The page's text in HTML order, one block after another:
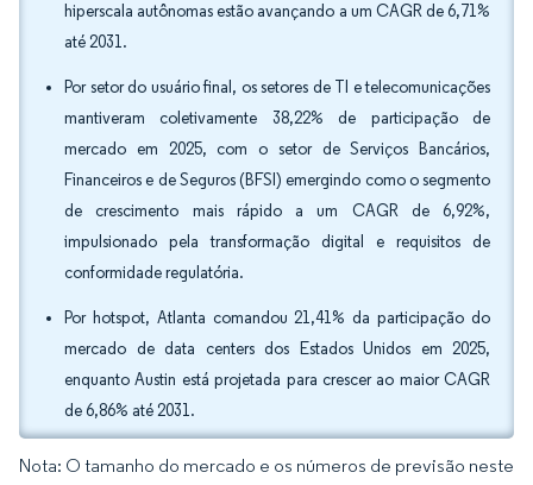
hiperscala autônomas estão avançando a um CAGR de 6,71%
até 2031.
Por setor do usuário final, os setores de TI e telecomunicações
mantiveram coletivamente 38,22% de participação de
mercado em 2025, com o setor de Serviços Bancários,
Financeiros e de Seguros (BFSI) emergindo como o segmento
de crescimento mais rápido a um CAGR de 6,92%,
impulsionado pela transformação digital e requisitos de
conformidade regulatória.
Por hotspot, Atlanta comandou 21,41% da participação do
mercado de data centers dos Estados Unidos em 2025,
enquanto Austin está projetada para crescer ao maior CAGR
de 6,86% até 2031.
Nota: O tamanho do mercado e os números de previsão neste